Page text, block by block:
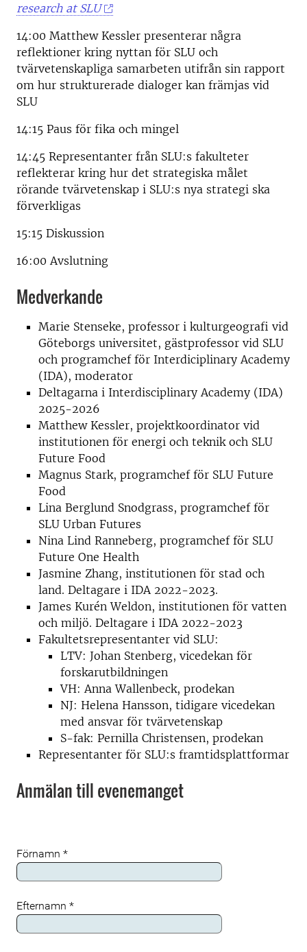
research at SLU
14:00 Matthew Kessler presenterar några
reflektioner kring nyttan för SLU och
tvärvetenskapliga samarbeten utifrån sin rapport
om hur strukturerade dialoger kan främjas vid
SLU
14:15 Paus för fika och mingel
14:45 Representanter från SLU:s fakulteter
reflekterar kring hur det strategiska målet
rörande tvärvetenskap i SLU:s nya strategi ska
förverkligas
15:15 Diskussion
16:00 Avslutning
Medverkande
Marie Stenseke, professor i kulturgeografi vid
Göteborgs universitet, gästprofessor vid SLU
och programchef för Interdiciplinary Academy
(IDA), moderator
Deltagarna i Interdisciplinary Academy (IDA)
2025-2026
Matthew Kessler, projektkoordinator vid
institutionen för energi och teknik och SLU
Future Food
Magnus Stark, programchef för SLU Future
Food
Lina Berglund Snodgrass, programchef för
SLU Urban Futures
Nina Lind Ranneberg, programchef för SLU
Future One Health
Jasmine Zhang, institutionen för stad och
land. Deltagare i IDA 2022-2023.
James Kurén Weldon, institutionen för vatten
och miljö. Deltagare i IDA 2022-2023
Fakultetsrepresentanter vid SLU:
LTV: Johan Stenberg, vicedekan för
forskarutbildningen
VH: Anna Wallenbeck, prodekan
NJ: Helena Hansson, tidigare vicedekan
med ansvar för tvärvetenskap
S-fak: Pernilla Christensen, prodekan
Representanter för SLU:s framtidsplattformar
Anmälan till evenemanget
Förnamn *
Efternamn *